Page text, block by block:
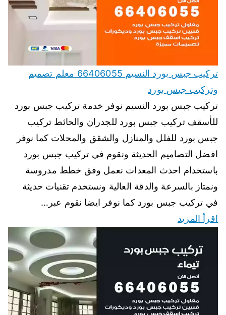
تركيب جبس بورد النسيم 66406055 معلم تصميم
وتركيب جبس بورد
تركيب جبس بورد النسيم نوفر خدمة تركيب جبس بورد
للأسقف تركيب جبس بورد للجدران والحائط تركيب
جبس بورد للفلل والمنازل والشقق والمحلات كما نوفر
افضل التصاميم الحديثة ونقوم في تركيب جبس بورد
باستخدام احدث المعدات نعمل وفق خطط مدروسة
ونمتاز بالسرعة والدقة العالية ونستخدم تقنيات حديثة
في تركيب جبس بورد كما نوفر ايضا نقوم عبر…
اقرأ المزيد